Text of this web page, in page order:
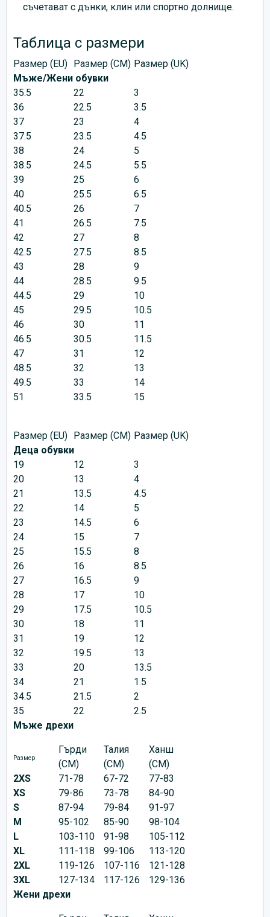
съчетават с дънки, клин или спортно долнище.
Таблица с размери
Размер (EU) Размер (CM) Размер (UK)
Мъже/Жени обувки
35.5
22
3
36
22.5
3.5
37
23
4
37.5
23.5
4.5
38
24
5
38.5
24.5
5.5
39
25
6
40
25.5
6.5
40.5
26
7
41
26.5
7.5
42
27
8
42.5
27.5
8.5
43
28
9
44
28.5
9.5
44.5
29
10
45
29.5
10.5
46
30
11
46.5
30.5
11.5
47
31
12
48.5
32
13
49.5
33
14
51
33.5 15
Размер (EU) Размер (CM) Размер (UK)
Деца обувки
19
12
3
20
13
4
21
13.5
4.5
22
14
5
23
14.5
6
24
15
7
25
15.5
8
26
16
8.5
27
16.5
9
28
17
10
29
17.5
10.5
30
18
11
31
19
12
32
19.5
13
33
20
13.5
34
21
1.5
34.5
21.5
2
35
22
2.5
Мъже дрехи
Размер
Гърди
(CM)
Талия
(CM)
Ханш
(CM)
2XS
71-78 67-72
77-83
XS
79-86 73-78
84-90
S
87-94 79-84
91-97
M
95-102 85-90
98-104
L
103-110 91-98
105-112
XL
111-118 99-106
113-120
2XL
119-126 107-116
121-128
3XL
127-134 117-126
129-136
Жени дрехи